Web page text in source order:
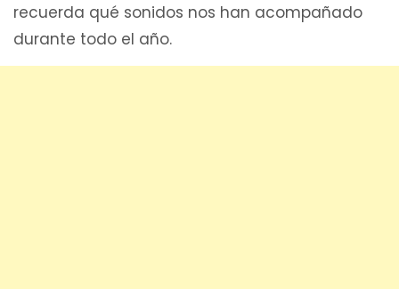
recuerda qué sonidos nos han acompañado
durante todo el año.